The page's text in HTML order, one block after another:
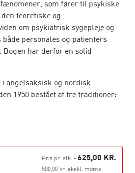
som fører til psykiske
teoretiske og
om psykiatrisk sygepleje og
personales og patienters
har derfor en solid
i angelsaksisk og nordisk
1950 bestået af tre traditioner:
fokusområder for den
og som tre traditioner som
Pris pr. stk.- 625,00 KR.
500,00 kr. ekskl. moms